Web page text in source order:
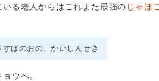
る老人からはこれまた最強の じゃほ
すばのおの かいしんせき
ウへ。